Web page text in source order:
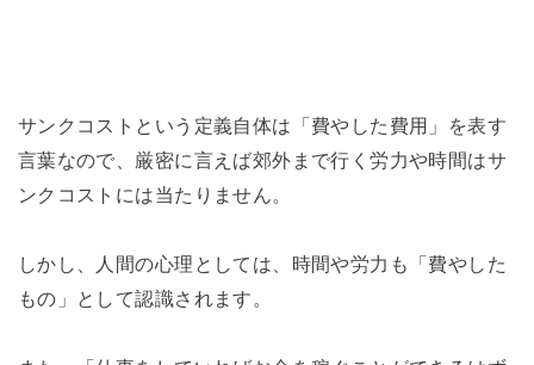
サンクコストという定義自体は「費やした費用」を表す
言葉なので、厳密に言えば郊外まで行く労力や時間はサ
ンクコストには当たりません。
しかし、人間の心理としては、時間や労力も「費やした
もの」として認識されます。